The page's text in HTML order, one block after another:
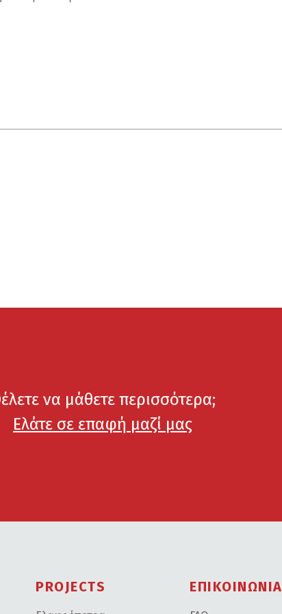
να μάθετε περισσότερα;
Ελάτε σε επαφή μαζί μας
PROJECTS ΕΠΙΚΟΙΝΩΝΙΑ